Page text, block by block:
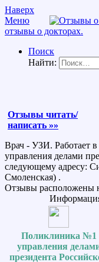
Наверх
Меню
отзывы о докторах.
Поиск
Найти:
Отзывы читать/
написать »»
Врач - УЗИ. Работает
управления делами
следующему адресу:
Смоленская) .
Отзывы расположены
Поликлиника №1
управления
президента